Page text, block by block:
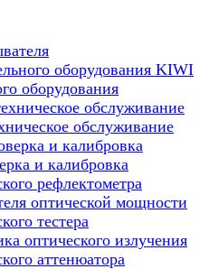
оборудования KIWI
оборудования
обслуживание
обслуживание
и калибровка
рефлектометра
оптической мощности
тестера
оптического излучения
аттенюатора